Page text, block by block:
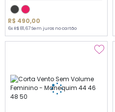
R$ 490,00
6x R$ 81,67 Sem juros no cartão